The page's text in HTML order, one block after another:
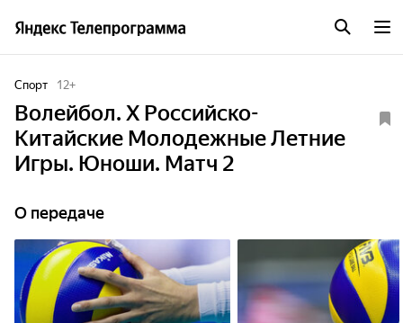
Спорт 12+
Волейбол. Х Российско-
Китайские Молодежные Летние
Игры. Юноши. Матч 2
О передаче